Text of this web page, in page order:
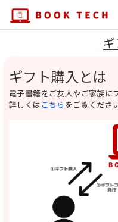
ギフト購入とは
電子書籍をご友人やご家族に
詳しくは こちら をご覧ください